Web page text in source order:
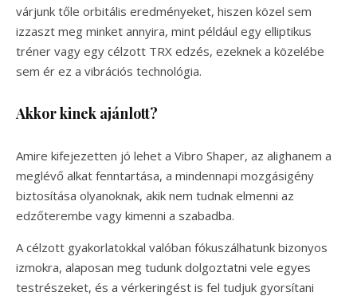
várjunk tőle orbitális eredményeket, hiszen közel sem
izzaszt meg minket annyira, mint például egy elliptikus
tréner vagy egy célzott TRX edzés, ezeknek a közelébe
sem ér ez a vibrációs technológia.
Akkor kinek ajánlott?
Amire kifejezetten jó lehet a Vibro Shaper, az alighanem a
meglévő alkat fenntartása, a mindennapi mozgásigény
biztosítása olyanoknak, akik nem tudnak elmenni az
edzőterembe vagy kimenni a szabadba.
A célzott gyakorlatokkal valóban fókuszálhatunk bizonyos
izmokra, alaposan meg tudunk dolgoztatni vele egyes
testrészeket, és a vérkeringést is fel tudjuk gyorsítani